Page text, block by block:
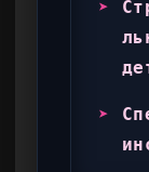
➤
➤